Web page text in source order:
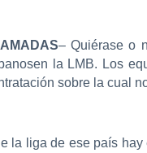
– Quiérase o
la LMB. Los
sobre la cual
la liga de ese país